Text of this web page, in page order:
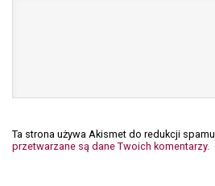
Ta strona używa Akismet do redukcji spamu.
przetwarzane są dane Twoich komentarzy.